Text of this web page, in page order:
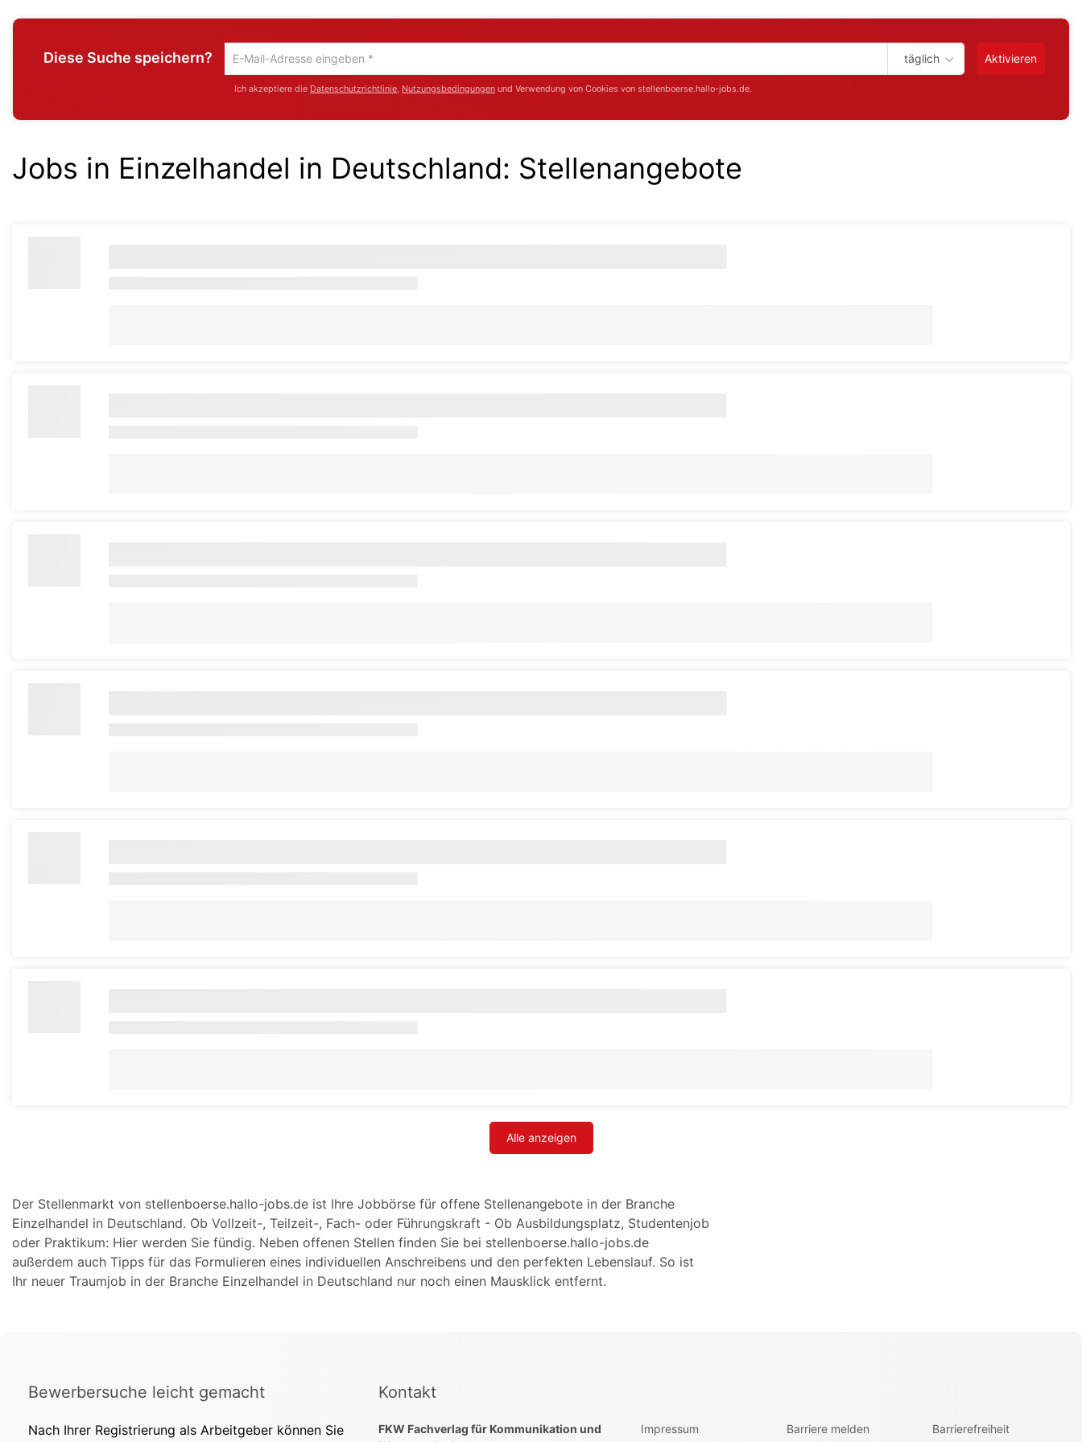
Diese Suche speichern?
Um
die
aktuelle
gib
deine
täglich Aktivieren
Ich akzeptiere die Datenschutzrichtlinie, Nutzungsbedingungen und Verwendung von Cookies von stellenboerse.hallo-jobs.de.
Jobs in Einzelhandel in Deutschland: Stellenangebote
Alle anzeigen
Der Stellenmarkt von stellenboerse.hallo-jobs.de ist Ihre Jobbörse für offene Stellenangebote in der Branche
Einzelhandel in Deutschland. Ob Vollzeit-, Teilzeit-, Fach- oder Führungskraft - Ob Ausbildungsplatz, Studentenjob
oder Praktikum: Hier werden Sie fündig. Neben offenen Stellen finden Sie bei stellenboerse.hallo-jobs.de
außerdem auch Tipps für das Formulieren eines individuellen Anschreibens und den perfekten Lebenslauf. So ist
Ihr neuer Traumjob in der Branche Einzelhandel in Deutschland nur noch einen Mausklick entfernt.
Bewerbersuche leicht gemacht
Nach Ihrer Registrierung als Arbeitgeber können Sie
Kontakt
FKW Fachverlag für Kommunikation und
Impressum Barriere melden Barrierefreiheit